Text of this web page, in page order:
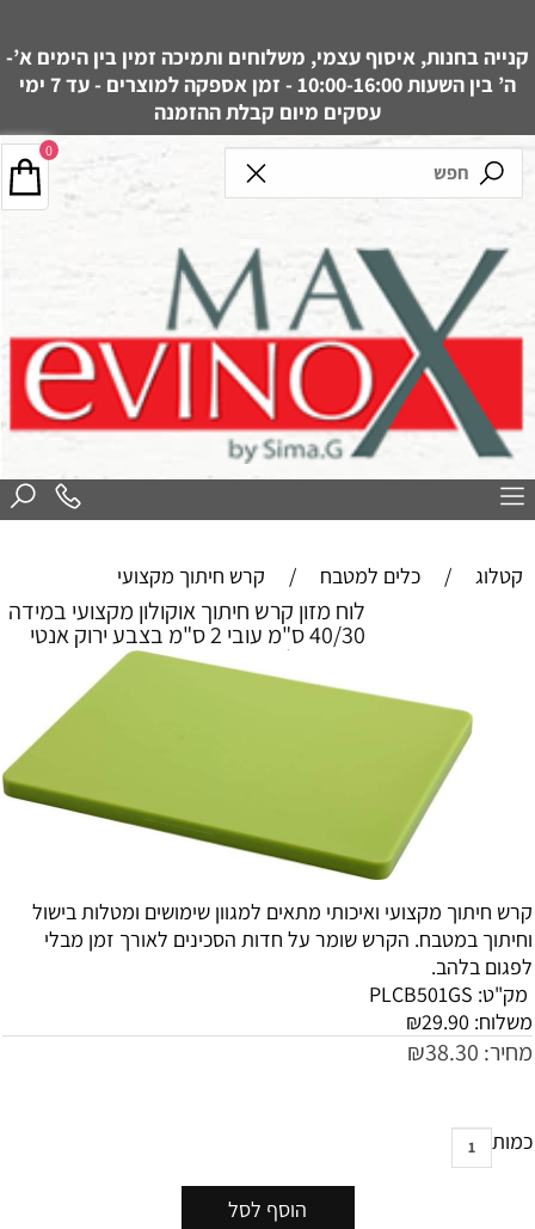
קנייה בחנות, איסוף עצמי, משלוחים ותמיכה זמין בין הימים א’-
ה’ בין השעות 10:00-16:00 - זמן אספקה למוצרים - עד 7 ימי
עסקים מיום קבלת ההזמנה
קטלוג / כלים למטבח / קרש חיתוך מקצועי
לוח מזון קרש חיתוך אוקולון מקצועי במידה
40/30 ס"מ עובי 2 ס"מ בצבע ירוק אנטי
בקטריאלי
קרש חיתוך מקצועי ואיכותי מתאים למגוון שימושים ומטלות בישול
וחיתוך במטבח. הקרש שומר על חדות הסכינים לאורך זמן מבלי
לפגום בלהב.
מק"ט: PLCB501GS
משלוח:
₪29.90
מחיר: ₪38.30
כמות
הוסף לסל
0